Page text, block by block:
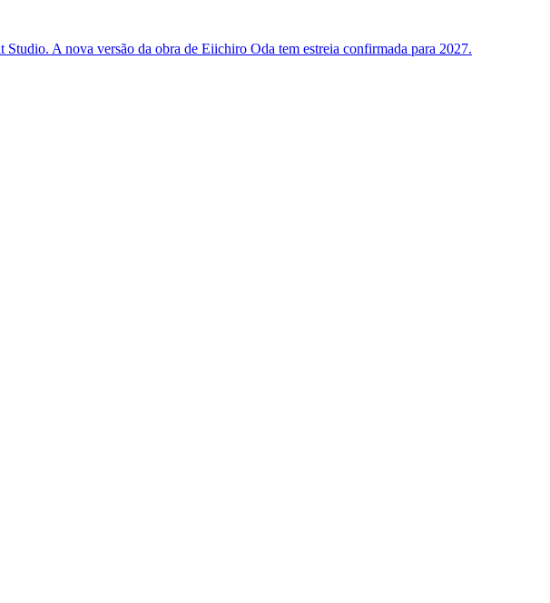
A nova versão da obra de Eiichiro Oda tem estreia confirmada para 2027.